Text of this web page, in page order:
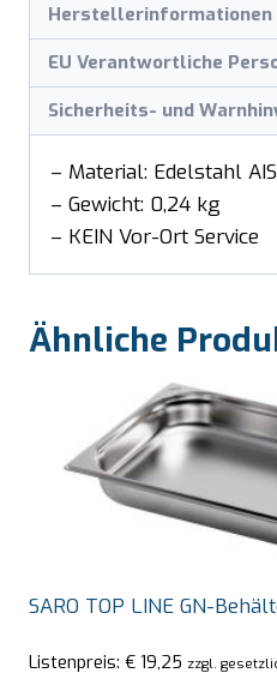
Herstellerinformationen
EU Verantwortliche
Sicherheits- und
– Material: Edelstahl
– Gewicht: 0,24 kg
– KEIN Vor-Ort Service
Ähnliche
SARO TOP LINE GN-
Listenpreis: € 19,25 zzgl.